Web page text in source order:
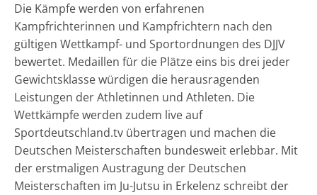
Die Kämpfe werden von erfahrenen
Kampfrichterinnen und Kampfrichtern nach den
gültigen Wettkampf- und Sportordnungen des DJJV
bewertet. Medaillen für die Plätze eins bis drei jeder
Gewichtsklasse würdigen die herausragenden
Leistungen der Athletinnen und Athleten. Die
Wettkämpfe werden zudem live auf
Sportdeutschland.tv übertragen und machen die
Deutschen Meisterschaften bundesweit erlebbar. Mit
der erstmaligen Austragung der Deutschen
Meisterschaften im Ju-Jutsu in Erkelenz schreibt der